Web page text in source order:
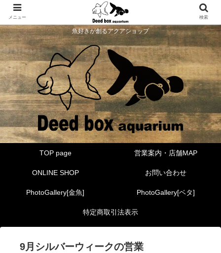
魚好きが創るアクアショップ
TOP page 営業案内・店舗MAP
ONLINE SHOP お問い合わせ
PhotoGallery[金魚] PhotoGallery[ベタ]
特定商取引法表示
9月シルバーウィークの営業
メニュー 検索